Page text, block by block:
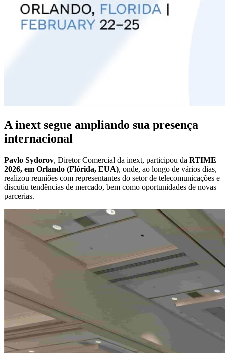
A inext segue ampliando sua presença
internacional
Pavlo Sydorov, Diretor Comercial da inext, participou da RTIME
2026, em Orlando (Flórida, EUA), onde, ao longo de vários dias,
realizou reuniões com representantes do setor de telecomunicações e
discutiu tendências de mercado, bem como oportunidades de novas
parcerias.